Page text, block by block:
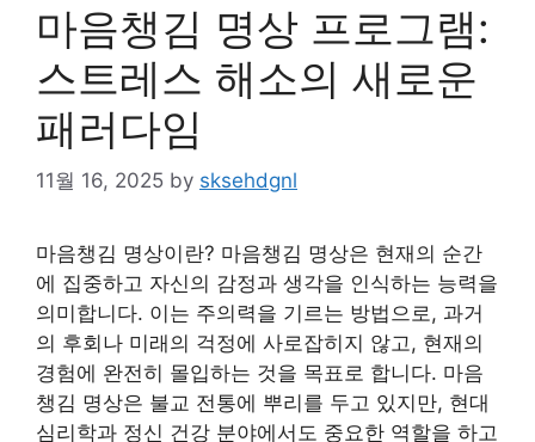
마음챙김 명상 프로그램:
스트레스 해소의 새로운
패러다임
11월 16, 2025 by sksehdgnl
마음챙김 명상이란? 마음챙김 명상은 현재의 순간
에 집중하고 자신의 감정과 생각을 인식하는 능력을
의미합니다. 이는 주의력을 기르는 방법으로, 과거
의 후회나 미래의 걱정에 사로잡히지 않고, 현재의
경험에 완전히 몰입하는 것을 목표로 합니다. 마음
챙김 명상은 불교 전통에 뿌리를 두고 있지만, 현대
심리학과 정신 건강 분야에서도 중요한 역할을 하고